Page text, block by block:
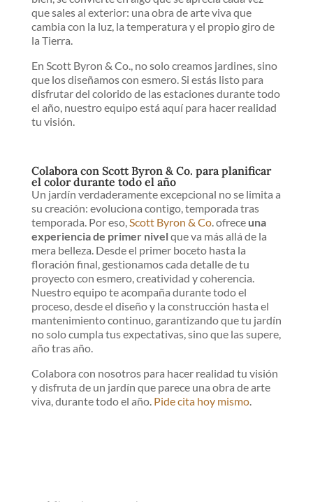
que sales al exterior: una obra de arte viva que
cambia con la luz, la temperatura y el propio giro de
la Tierra.
En Scott Byron & Co., no solo creamos jardines, sino
que los diseñamos con esmero. Si estás listo para
disfrutar del colorido de las estaciones durante todo
el año, nuestro equipo está aquí para hacer realidad
tu visión.
Colabora con Scott Byron & Co. para planificar
el color durante todo el año
Un jardín verdaderamente excepcional no se limita a
su creación: evoluciona contigo, temporada tras
temporada. Por eso,Scott Byron & Co. ofrece una
experiencia de primer nivelque va más allá de la
mera belleza. Desde el primer boceto hasta la
floración final, gestionamos cada detalle de tu
proyecto con esmero, creatividad y coherencia.
Nuestro equipo te acompaña durante todo el
proceso, desde el diseño y la construcción hasta el
mantenimiento continuo, garantizando que tu jardín
no solo cumpla tus expectativas, sino que las supere,
año tras año.
Colabora con nosotros para hacer realidad tu visión
y disfruta de un jardín que parece una obra de arte
viva, durante todo el año. Pide cita hoy mismo.